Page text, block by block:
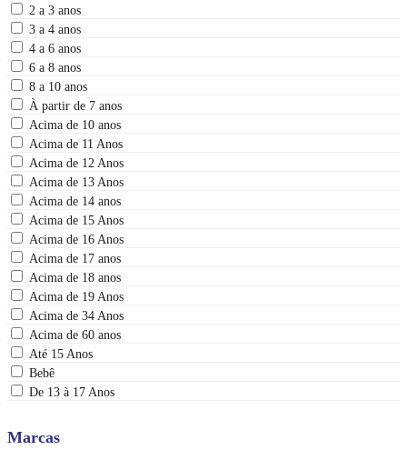
2 a 3 anos
3 a 4 anos
4 a 6 anos
6 a 8 anos
8 a 10 anos
À partir de 7 anos
Acima de 10 anos
Acima de 11 Anos
Acima de 12 Anos
Acima de 13 Anos
Acima de 14 anos
Acima de 15 Anos
Acima de 16 Anos
Acima de 17 anos
Acima de 18 anos
Acima de 19 Anos
Acima de 34 Anos
Acima de 60 anos
Até 15 Anos
Bebê
De 13 à 17 Anos
Marcas